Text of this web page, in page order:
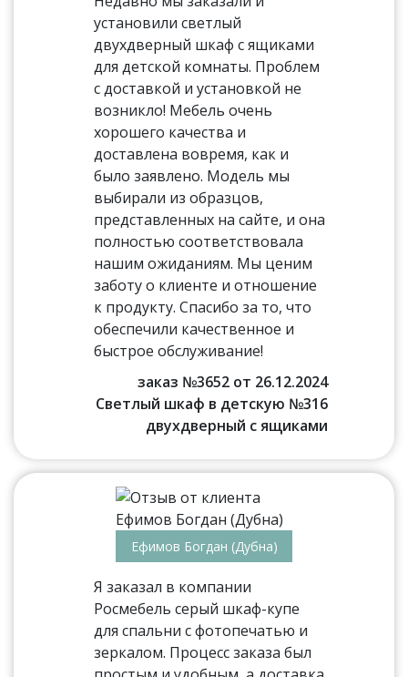
установили светлый
двухдверный шкаф с ящиками
для детской комнаты. Проблем
с доставкой и установкой не
возникло! Мебель очень
хорошего качества и
доставлена вовремя, как и
было заявлено. Модель мы
выбирали из образцов,
представленных на сайте, и она
полностью соответствовала
нашим ожиданиям. Мы ценим
заботу о клиенте и отношение
к продукту. Спасибо за то, что
обеспечили качественное и
быстрое обслуживание!
заказ №3652 от 26.12.2024
Светлый шкаф в детскую №316
двухдверный с ящиками
Ефимов Богдан (Дубна)
Я заказал в компании
Росмебель серый шкаф-купе
для спальни с фотопечатью и
зеркалом. Процесс заказа был